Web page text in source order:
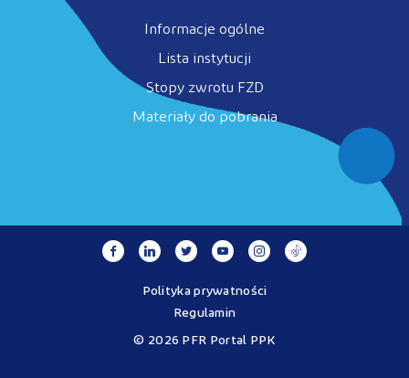
Informacje ogólne
Lista instytucji
Stopy zwrotu FZD
Materiały do pobrania
© 2026 PFR Portal PPK
Polityka prywatności
Regulamin